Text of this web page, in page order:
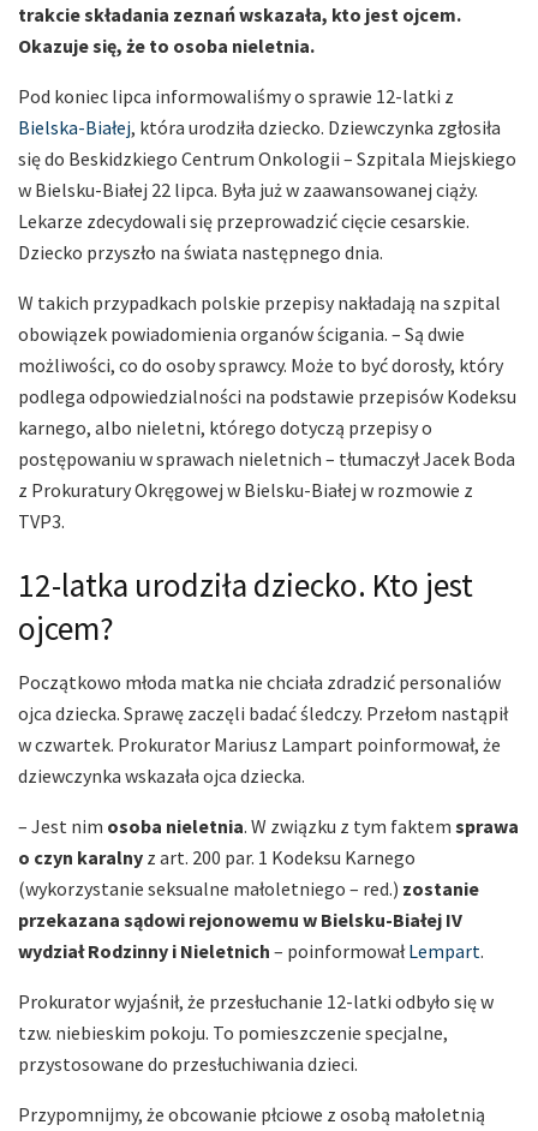
trakcie składania zeznań wskazała, kto jest ojcem.
Okazuje się, że to osoba nieletnia.
Pod koniec lipca informowaliśmy o sprawie 12-latki z
Bielska-Białej, która urodziła dziecko. Dziewczynka zgłosiła
się do Beskidzkiego Centrum Onkologii – Szpitala Miejskiego
w Bielsku-Białej 22 lipca. Była już w zaawansowanej ciąży.
Lekarze zdecydowali się przeprowadzić cięcie cesarskie.
Dziecko przyszło na świata następnego dnia.
W takich przypadkach polskie przepisy nakładają na szpital
obowiązek powiadomienia organów ścigania. – Są dwie
możliwości, co do osoby sprawcy. Może to być dorosły, który
podlega odpowiedzialności na podstawie przepisów Kodeksu
karnego, albo nieletni, którego dotyczą przepisy o
postępowaniu w sprawach nieletnich – tłumaczył Jacek Boda
z Prokuratury Okręgowej w Bielsku-Białej w rozmowie z
TVP3.
12-latka urodziła dziecko. Kto jest
ojcem?
Początkowo młoda matka nie chciała zdradzić personaliów
ojca dziecka. Sprawę zaczęli badać śledczy. Przełom nastąpił
w czwartek. Prokurator Mariusz Lampart poinformował, że
dziewczynka wskazała ojca dziecka.
– Jest nim osoba nieletnia. W związku z tym faktem sprawa
o czyn karalny z art. 200 par. 1 Kodeksu Karnego
(wykorzystanie seksualne małoletniego – red.) zostanie
przekazana sądowi rejonowemu w Bielsku-Białej IV
wydział Rodzinny i Nieletnich – poinformowałLempart.
Prokurator wyjaśnił, że przesłuchanie 12-latki odbyło się w
tzw. niebieskim pokoju. To pomieszczenie specjalne,
przystosowane do przesłuchiwania dzieci.
Przypomnijmy, że obcowanie płciowe z osobą małoletnią